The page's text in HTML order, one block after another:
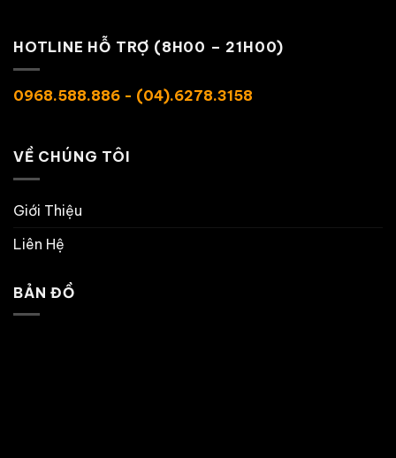
HOTLINE HỖ TRỢ (8H00 – 21H00)
0968.588.886 - (04).6278.3158
VỀ CHÚNG TÔI
Giới Thiệu
Liên Hệ
BẢN ĐỒ